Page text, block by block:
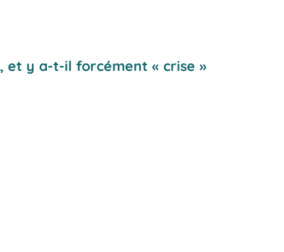
et y a-t-il forcément « crise »